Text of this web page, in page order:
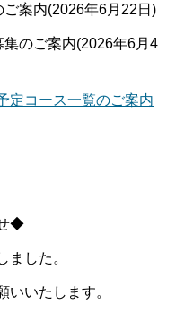
ご案内(2026年6月22日)
集のご案内(2026年6月4
定コース一覧のご案内
◆
ました。
いいたします。